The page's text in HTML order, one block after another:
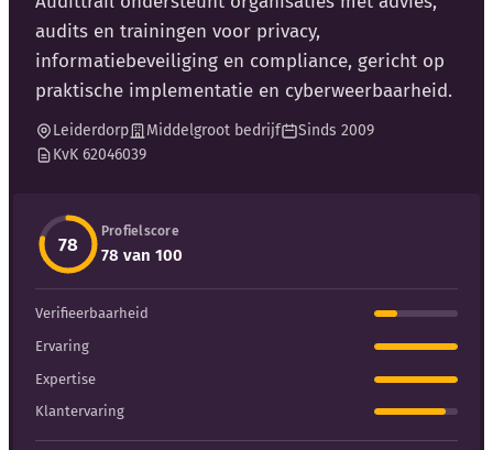
Auteurs
audits en trainingen voor privacy,
informatiebeveiliging en compliance, gericht op
praktische implementatie en cyberweerbaarheid.
Leiderdorp Middelgroot bedrijf
Sinds 2009
KvK 62046039
78
Profielscore
78 van 100
Verifieerbaarheid
Ervaring
Expertise
Klantervaring